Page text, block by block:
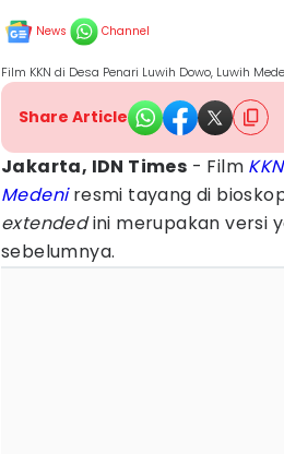
News Channel
Film KKN di Desa Penari Luwih Dowo, Luwih
Share Article
Jakarta, IDN Times - Film
Medeni resmi tayang di
extendedini merupakan versi
sebelumnya.